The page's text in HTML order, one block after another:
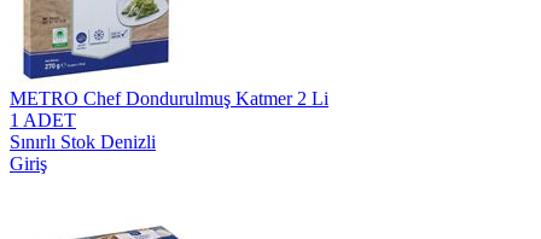
METRO Chef Dondurulmuş Katmer 2 Li
1 ADET
Sınırlı Stok Denizli
Giriş